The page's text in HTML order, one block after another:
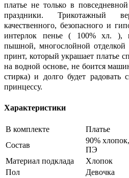
платье не только в
праздники. Трикотажный
качественного, безопасного и
интерлок пенье ( 100% хл. ),
пышной, многослойной
принт, который украшает платье
на водной основе, не боится
стирка) и долго будет радовать
принцессу.
Характеристики
В комплекте
Платье
Состав
90%
ПЭ
Материал подклада
Хлопок
Пол
Девочка